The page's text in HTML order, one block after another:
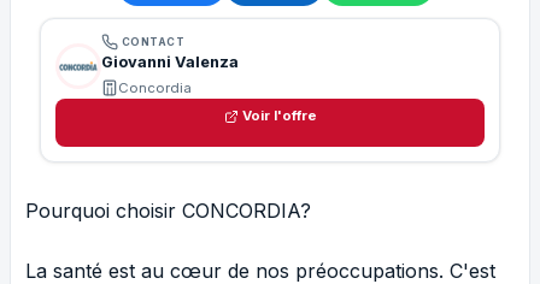
CONTACT
Giovanni Valenza
Concordia
Voir l'offre
Pourquoi choisir CONCORDIA?
La santé est au cœur de nos préoccupations. C'est